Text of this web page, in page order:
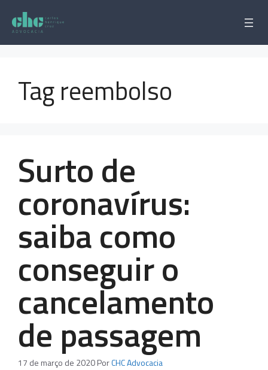
para
conteúdo
Tag reembolso
Surto de
coronavírus:
saiba como
conseguir o
cancelamento
de passagem
17 de março de 2020PorCHC Advocacia